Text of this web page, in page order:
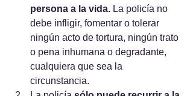
persona a la vida. La policía no
debe infligir, fomentar o tolerar
ningún acto de tortura, ningún trato
o pena inhumana o degradante,
cualquiera que sea la
circunstancia.